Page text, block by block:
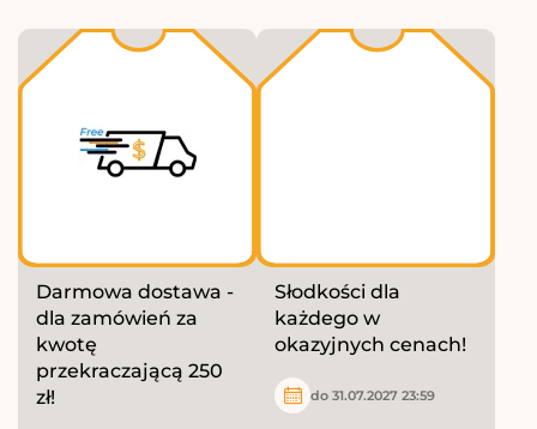
Darmowa dostawa -
dla zamówień za
kwotę
przekraczającą 250
zł!
Słodkości dla
każdego w
okazyjnych cenach!
do 31.07.2027 23:59